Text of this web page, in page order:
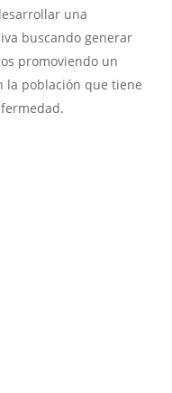
una
buscando generar
promoviendo un
la población que tiene